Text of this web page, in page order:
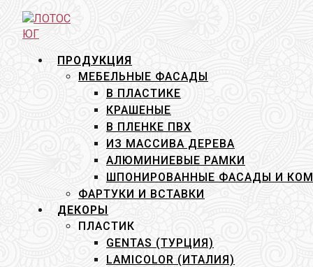
Перейти
содержимому
ПРОДУКЦИЯ
МЕБЕЛЬНЫЕ ФАСАДЫ
В ПЛАСТИКЕ
КРАШЕНЫЕ
В ПЛЕНКЕ ПВХ
ИЗ МАССИВА ДЕРЕВА
АЛЮМИНИЕВЫЕ РАМКИ
ШПОНИРОВАННЫЕ ФАСАДЫ И
ФАРТУКИ И ВСТАВКИ
ДЕКОРЫ
ПЛАСТИК
GENTAS (ТУРЦИЯ)
LAMICOLOR (ИТАЛИЯ)